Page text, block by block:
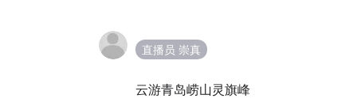
直播员 崇真
云游青岛崂山灵旗峰